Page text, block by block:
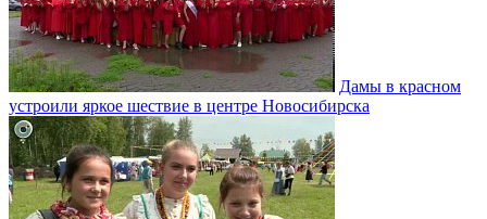
Дамы в красном
устроили яркое шествие в центре Новосибирска